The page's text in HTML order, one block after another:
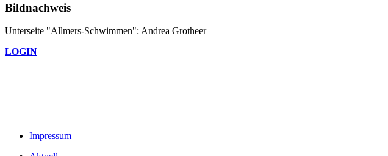
Bildnachweis
Unterseite "Allmers-Schwimmen": Andrea Grotheer
LOGIN
Impressum